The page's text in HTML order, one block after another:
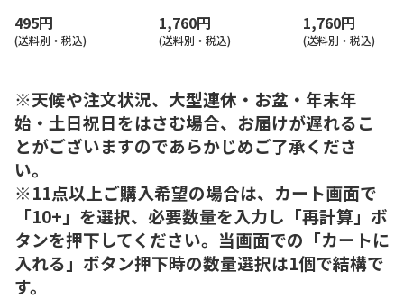
495円
(送料別・税込)
1,760円
(送料別・税込)
1,760円
(送料別・税込)
※天候や注文状況、大型連休・お盆・年末年
始・土日祝日をはさむ場合、お届けが遅れるこ
とがございますのであらかじめご了承くださ
い。
※11点以上ご購入希望の場合は、カート画面で
「10+」を選択、必要数量を入力し「再計算」ボ
タンを押下してください。当画面での「カートに
入れる」ボタン押下時の数量選択は1個で結構で
す。